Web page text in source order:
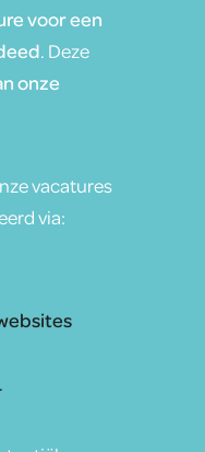
voor een
. Deze
onze
vacatures
via:
.